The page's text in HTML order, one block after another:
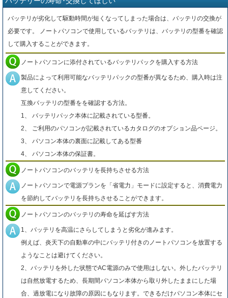
バッテリが劣化して駆動時間が短くなってしまった場合は、バッテリの交換が
必要です。 ノートパソコンで使用しているバッテリは、バッテリの型番を確認
して購入することができます。
ノートパソコンに添付されているバッテリパックを購入する方法
製品によって利用可能なバッテリパックの型番が異なるため、購入時は注
意してください。
互換バッテリの型番をを確認する方法。
1、 バッテリパック本体に記載されている型番。
2、 ご利用のパソコンが記載されているカタログのオプション品ページ。
3、 パソコン本体の裏面に記載してある型番
4、 パソコン本体の保証書。
ノートパソコンのバッテリを長持ちさせる方法
ノートパソコンで電源プランを「省電力」モードに設定すると、消費電力
を節約してバッテリを長持ちさせることができます。
ノートパソコンのバッテリの寿命を延ばす方法
1、バッテリを高温にさらしてしまうと劣化が進みます。
例えば、炎天下の自動車の中にバッテリ付きのノートパソコンを放置する
ようなことは避けてください。
2、バッテリを外した状態でAC電源のみで使用はしない。外したバッテリ
は自然放電するため、長期間パソコン本体から取り外したままにした場
合、過放電になり故障の原因にもなります。できるだけパソコン本体にセ